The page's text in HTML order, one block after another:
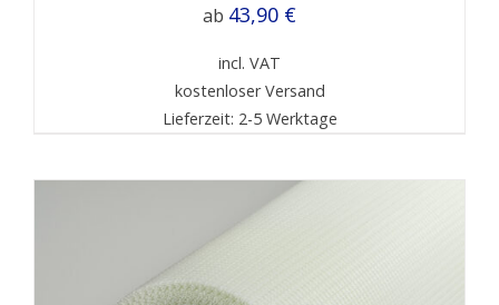
ab 43,90 €
incl. VAT
kostenloser Versand
Lieferzeit: 2-5 Werktage